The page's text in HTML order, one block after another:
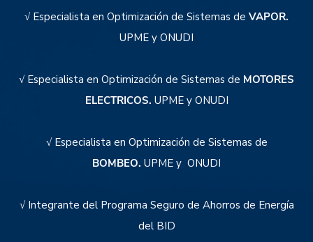
√ Especialista en Optimización de Sistemas de VAPOR.
UPME y ONUDI
√ Especialista en Optimización de Sistemas de MOTORES
ELECTRICOS. UPME y ONUDI
√ Especialista en Optimización de Sistemas de
BOMBEO. UPME y ONUDI
√ Integrante del Programa Seguro de Ahorros de Energía
del BID